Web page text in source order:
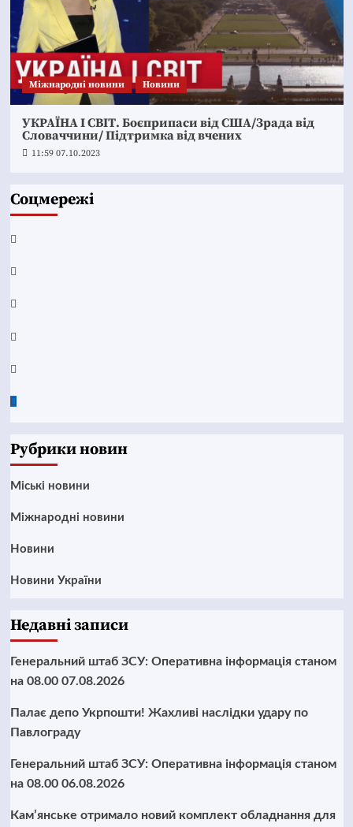
Міжнародні новини Новини
УКРАЇНА І СВІТ. Боєприпаси від США/Зрада від
Словаччини/ Підтримка від вчених
11:59 07.10.2023
Соцмережі
Facebook
YouTube
Telegram
Instagram
Twitter
Google
Рубрики новин
Mіські новини
Міжнародні новини
Новини
Новини України
Недавні записи
Генеральний штаб ЗСУ: Оперативна інформація станом
на 08.00 07.08.2026
Палає депо Укрпошти! Жахливі наслідки удару по
Павлограду
Генеральний штаб ЗСУ: Оперативна інформація станом
на 08.00 06.08.2026
Кам’янське отримало новий комплект обладнання для